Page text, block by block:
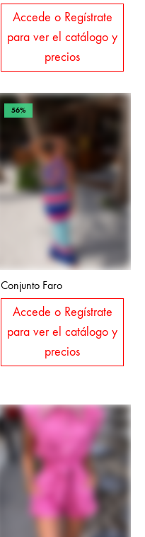
Accede o Regístrate
para ver el catálogo y
precios
56%
Conjunto Faro
Accede o Regístrate
para ver el catálogo y
precios